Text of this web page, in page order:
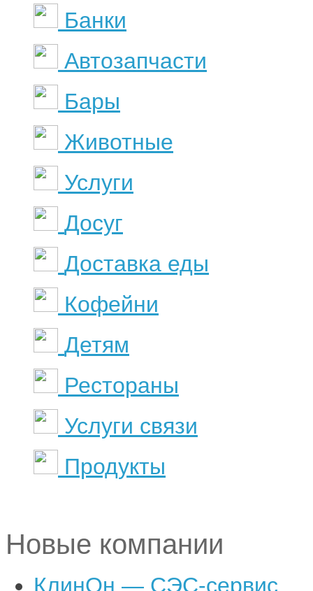
Банки
Автозапчасти
Бары
Животные
Услуги
Досуг
Доставка еды
Кофейни
Детям
Рестораны
Услуги связи
Продукты
Новые компании
КлинОн — СЭС-сервис